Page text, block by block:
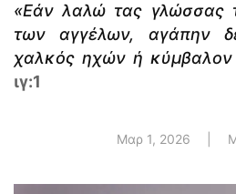
«Εάν λαλώ τας γλώσσας
των αγγέλων, αγάπην
χαλκός ηχών ή κύμβαλον
ιγ:1
Μαρ 1, 2026